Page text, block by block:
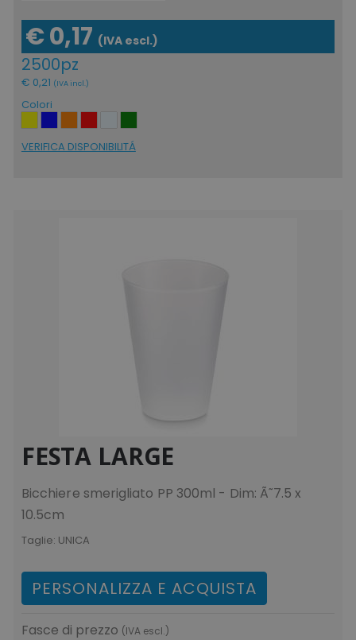
€ 0,17 (IVA escl.)
2500pz
€ 0,21 (IVA incl.)
Colori
VERIFICA DISPONIBILITÁ
FESTA LARGE
Bicchiere smerigliato PP 300ml - Dim: Ã˜7.5 x
10.5cm
Taglie: UNICA
PERSONALIZZA E ACQUISTA
Fasce di prezzo (IVA escl.)